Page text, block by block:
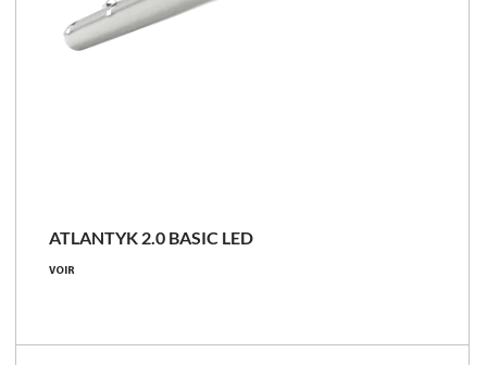
ATLANTYK 2.0 BASIC LED
VOIR